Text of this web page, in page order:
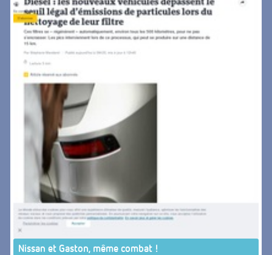
Nissan et Gaston, même combat !